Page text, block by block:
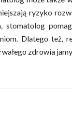
ryzyko
stomatolog
Dlatego też,
zdrowia